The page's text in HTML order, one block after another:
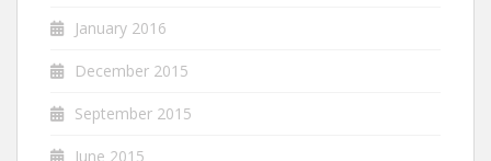
January 2016
December 2015
September 2015
June 2015